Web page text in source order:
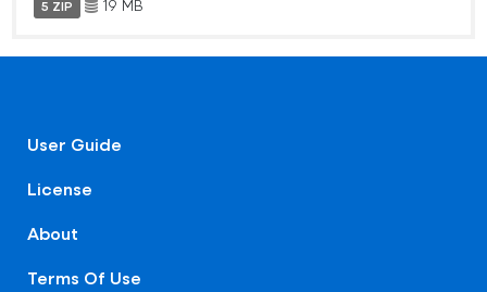
5 ZIP 19 MB
User Guide
License
About
Terms Of Use